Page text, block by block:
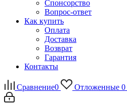
Спонсорство
Вопрос-ответ
Как купить
Оплата
Доставка
Возврат
Гарантия
Контакты
Сравнение0 Отложенные 0